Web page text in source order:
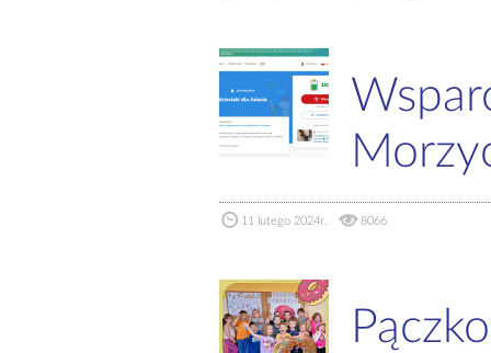
11 lutego 2024r. 8066